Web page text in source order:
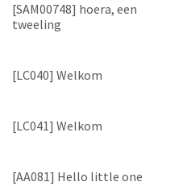
[SAM00748] hoera, een
tweeling
[LC040] Welkom
[LC041] Welkom
[AA081] Hello little one